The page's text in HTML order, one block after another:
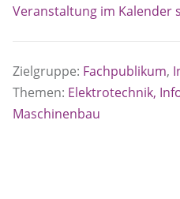
Veranstaltung im Kalender
Zielgruppe: Fachpublikum,
Themen: Elektrotechnik,
Maschinenbau